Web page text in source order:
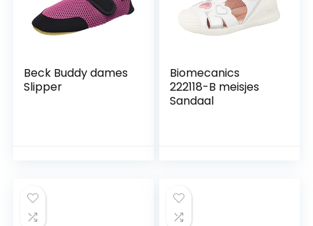
Beck Buddy dames
Slipper
Biomecanics
222118-B meisjes
Sandaal